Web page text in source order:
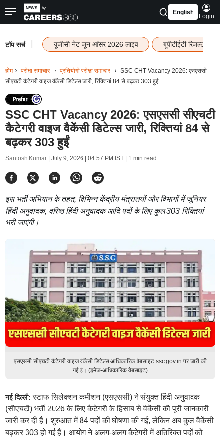
English
Login
टॉप सर्च यूजीसी नेट जून आंसर 2026 लाइव यूपीटीईटी रिजल्ट
होम परीक्षा समाचार प्रतियोगी परीक्षा समाचार
SSC CHT Vacancy 2026: एसएससी
सीएचटी कैटेगरी वाइज वैकेंसी डिटेल्स जारी, रिक्तियां 84 से बढ़कर 303 हुईं
SSC CHT Vacancy 2026: एसएससी सीएचटी
कैटेगरी वाइज वैकेंसी डिटेल्स जारी, रिक्तियां 84 से
बढ़कर 303 हुईं
Santosh Kumar | July 9, 2026 | 04:57 PM IST| 1 min read
इस भर्ती अभियान के तहत, विभिन्न केंद्रीय मंत्रालयों और विभागों में जूनियर
हिंदी अनुवादक, वरिष्ठ हिंदी अनुवादक आदि पदों के लिए कुल 303 रिक्तियां
भरी जाएंगी।
एसएससी सीएचटी कैटेगरी वाइज वैकेंसी डिटेल्स आधिकारिक वेबसाइट ssc.gov.in पर जारी की
गई है। (इमेज-आधिकारिक वेबसाइट)
नई दिल्ली: स्टाफ सिलेक्शन कमीशन (एसएससी) ने संयुक्त हिंदी अनुवादक
(सीएचटी) भर्ती 2026 के लिए कैटेगरी के हिसाब से वैकेंसी की पूरी जानकारी
जारी कर दी है। शुरुआत में 84 पदों की घोषणा की गई, लेकिन अब कुल वैकेंसी
बढ़कर 303 हो गई हैं। आयोग ने अलग-अलग कैटेगरी में अतिरिक्त पदों को